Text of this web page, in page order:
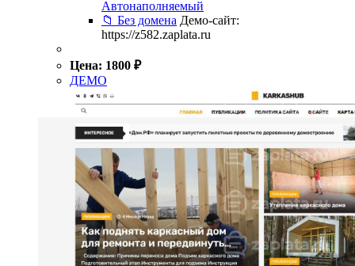
Автонаполняемый
📁 Без домена Демо-сайт:
https://z582.zaplata.ru
Цена: 1800 ₽
ДЕМО